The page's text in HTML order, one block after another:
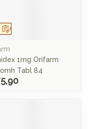
Op voorschrift
1mg Orifarm
Tabl 84